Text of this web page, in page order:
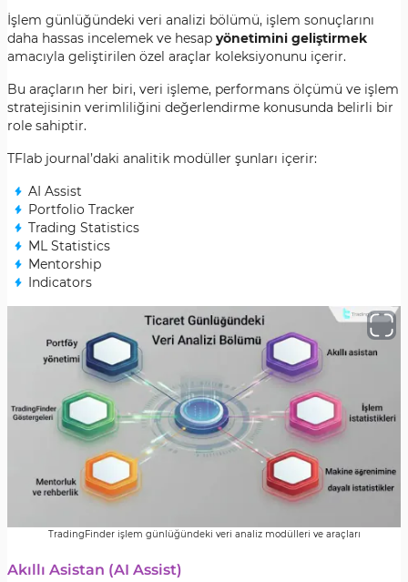
İşlem günlüğündeki veri analizi bölümü, işlem sonuçlarını
daha hassas incelemek ve hesap yönetimini geliştirmek
amacıyla geliştirilen özel araçlar koleksiyonunu içerir.
Bu araçların her biri, veri işleme, performans ölçümü ve işlem
stratejisinin verimliliğini değerlendirme konusunda belirli bir
role sahiptir.
TFlab journal’daki analitik modüller şunları içerir:
AI Assist
Portfolio Tracker
Trading Statistics
ML Statistics
Mentorship
Indicators
TradingFinder işlem günlüğündeki veri analiz modülleri ve araçları
Akıllı Asistan (AI Assist)